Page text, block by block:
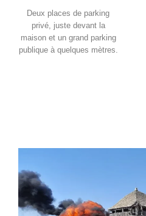
Deux places de parking
privé, juste devant la
maison et un grand parking
publique à quelques mètres.